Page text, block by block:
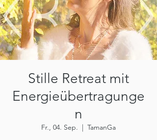
Stille Retreat mit
Energieübertragunge
n
Fr., 04. Sep.
  |
TamanGa